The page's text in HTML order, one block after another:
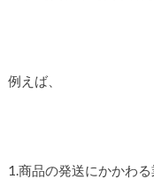
例えば、
1.商品の発送にかかわ